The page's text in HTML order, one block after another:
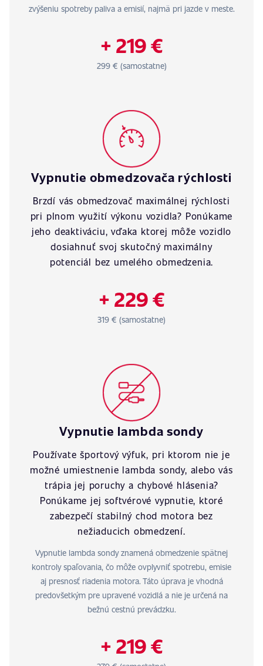
zvýšeniu spotreby paliva a emisií, najmä pri jazde v meste.
+ 219 €
299 € (samostatne)
Vypnutie obmedzovača rýchlosti
Brzdí vás obmedzovač maximálnej rýchlosti
pri plnom využití výkonu vozidla? Ponúkame
jeho deaktiváciu, vďaka ktorej môže vozidlo
dosiahnuť svoj skutočný maximálny
potenciál bez umelého obmedzenia.
+ 229 €
319 € (samostatne)
Vypnutie lambda sondy
Používate športový výfuk, pri ktorom nie je
možné umiestnenie lambda sondy, alebo vás
trápia jej poruchy a chybové hlásenia?
Ponúkame jej softvérové vypnutie, ktoré
zabezpečí stabilný chod motora bez
nežiaducich obmedzení.
Vypnutie lambda sondy znamená obmedzenie spätnej
kontroly spaľovania, čo môže ovplyvniť spotrebu, emisie
aj presnosť riadenia motora. Táto úprava je vhodná
predovšetkým pre upravené vozidlá a nie je určená na
bežnú cestnú prevádzku.
+ 219 €